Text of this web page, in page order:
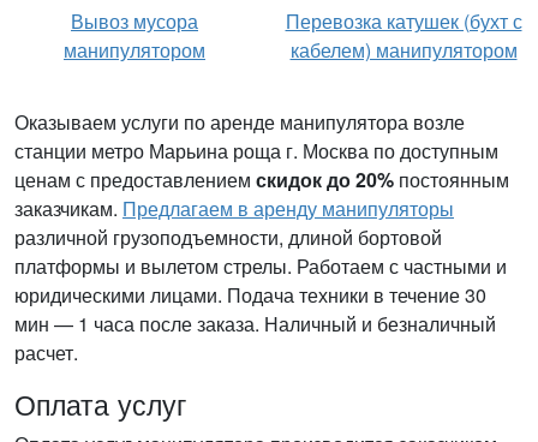
Вывоз мусора
манипулятором
Перевозка катушек (бухт с
кабелем) манипулятором
Оказываем услуги по аренде манипулятора возле
станции метро Марьина роща г. Москва по доступным
ценам с предоставлением скидок до 20% постоянным
заказчикам. Предлагаем в аренду манипуляторы
различной грузоподъемности, длиной бортовой
платформы и вылетом стрелы. Работаем с частными и
юридическими лицами. Подача техники в течение 30
мин — 1 часа после заказа. Наличный и безналичный
расчет.
Оплата услуг